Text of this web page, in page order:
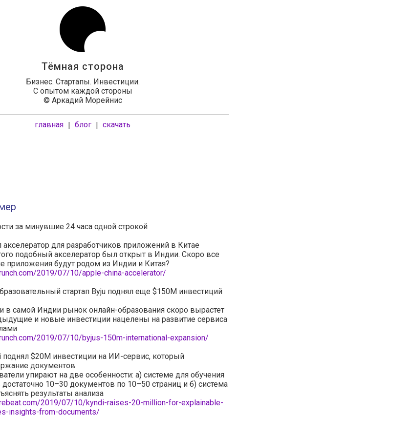
Тёмная сторона
Бизнес. Стартапы. Инвестиции.
С опытом каждой стороны
© Аркадий Морейнис
главная | блог | скачать
за минувшие 24 часа одной строкой
для разработчиков приложений в Китае
подобный акселератор был открыт в Индии. Скоро все
приложения будут родом из Индии и Китая?
2019/07/10/apple-china-accelerator/
стартап Byju поднял еще $150M инвестиций
в самой Индии рынок онлайн-образования скоро вырастет
и новые инвестиции нацелены на развитие сервиса
2019/07/10/byjus-150m-international-expansion/
поднял $20M инвестиции на ИИ-сервис, который
документов
упирают на две особенности: а) системе для обучения
10–30 документов по 10–50 страниц и б) система
результаты анализа
2019/07/10/kyndi-raises-20-million-for-explainable-
insights-from-documents/